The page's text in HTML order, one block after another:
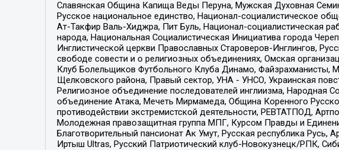
Славянская Община Капища Веды Перуна, Мужская Духовная
Русское национальное единство, Национал-социалистическое
Ат-Такфир Валь-Хиджра, Пит Буль, Национал-социалистическая
народа, Национальная Социалистическая Инициатива города
Инглистической церкви Православных Староверов-Инглингов,
свободе совести и о религиозных объединениях, Омская
Клуб Болельщиков Футбольного Клуба Динамо, Файзрахманисты,
Щелковского района, Правый сектор, УНА - УНСО, Украинская
Религиозное объединение последователей инглиизма, Народная
объединение Атака, Мечеть Мирмамеда, Община Коренного
противодействии экстремистской деятельности, РЕВТАТПОД,
Молодежная правозащитная группа МПГ, Курсом Правды и
Благотворительный пансионат Ак Умут, Русская республика
Иртыш Ultras, Русский Патриотический клуб-Новокузнецк/РПК,